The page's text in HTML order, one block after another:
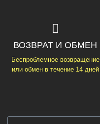
ВОЗВРАТ И ОБМЕН
Беспроблемное возвращение
или обмен в течение 14 дней